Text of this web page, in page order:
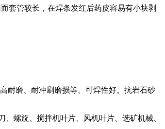
套管较长，在焊条发红后药皮容易有小块剥
耐磨、耐冲刷磨损等。可焊性好。抗岩石砂
螺旋、搅拌机叶片、风机叶片、选矿机械、